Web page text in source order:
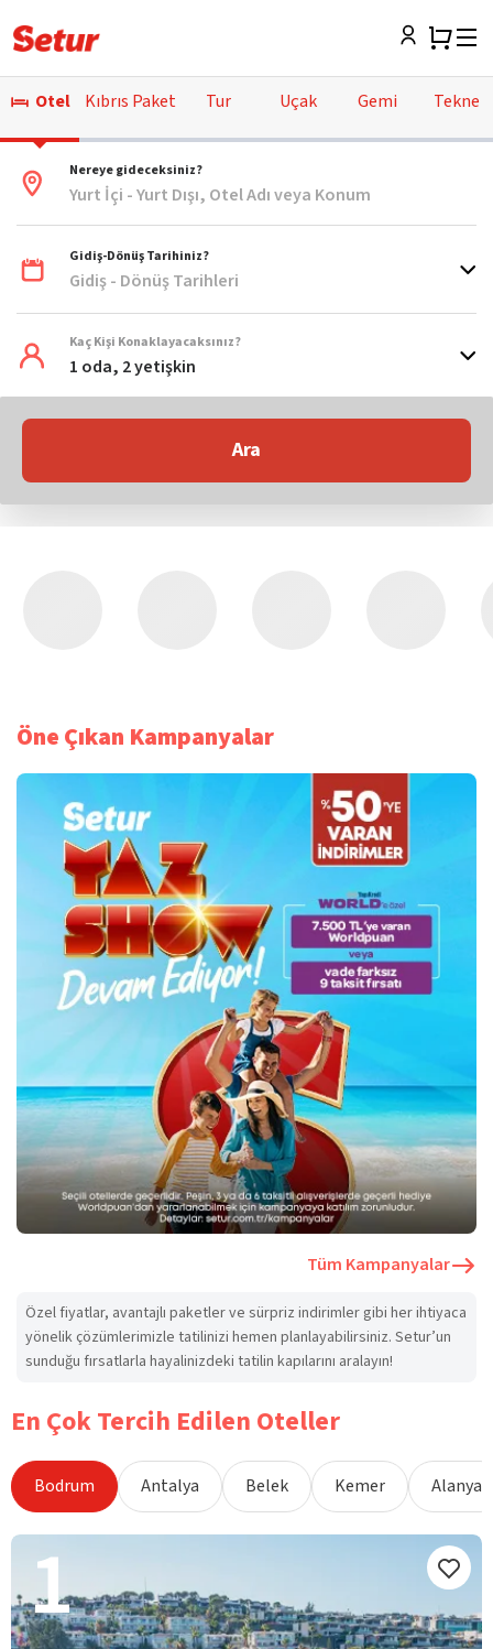
Otel Kıbrıs Paket Tur Uçak Gemi Tekne
Nereye gideceksiniz?
Yurt İçi - Yurt Dışı, Otel Adı veya Konum
Gidiş-Dönüş Tarihiniz?
Gidiş - Dönüş Tarihleri
Kaç Kişi Konaklayacaksınız?
1 oda, 2 yetişkin
Ara
Öne Çıkan Kampanyalar
Tüm Kampanyalar
Özel fiyatlar, avantajlı paketler ve sürpriz indirimler gibi her ihtiyaca
yönelik çözümlerimizle tatilinizi hemen planlayabilirsiniz. Setur’un
sunduğu fırsatlarla hayalinizdeki tatilin kapılarını aralayın!
En Çok Tercih Edilen Oteller
Bodrum Antalya Belek Kemer Alanya
1